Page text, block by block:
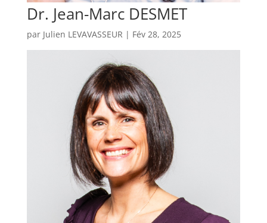
Dr. Jean-Marc DESMET
par Julien LEVAVASSEUR | Fév 28, 2025